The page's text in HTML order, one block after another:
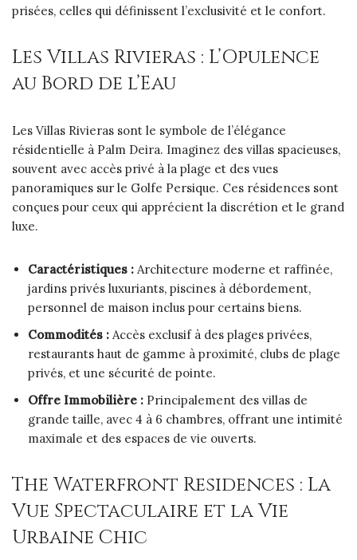
prisées, celles qui définissent l’exclusivité et le confort.
Les Villas Rivieras : L’Opulence
au Bord de l’Eau
Les Villas Rivieras sont le symbole de l’élégance
résidentielle à Palm Deira. Imaginez des villas spacieuses,
souvent avec accès privé à la plage et des vues
panoramiques sur le Golfe Persique. Ces résidences sont
conçues pour ceux qui apprécient la discrétion et le grand
luxe.
Caractéristiques : Architecture moderne et raffinée,
jardins privés luxuriants, piscines à débordement,
personnel de maison inclus pour certains biens.
Commodités : Accès exclusif à des plages privées,
restaurants haut de gamme à proximité, clubs de plage
privés, et une sécurité de pointe.
Offre Immobilière : Principalement des villas de
grande taille, avec 4 à 6 chambres, offrant une intimité
maximale et des espaces de vie ouverts.
The Waterfront Residences : La
Vue Spectaculaire et la Vie
Urbaine Chic